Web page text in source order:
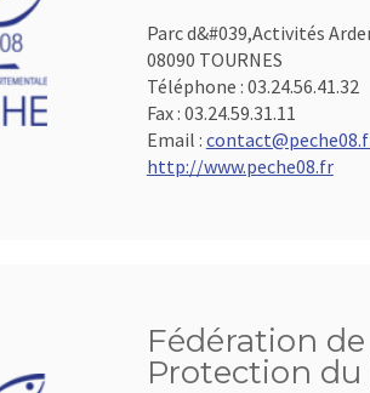
Parc d&#039,Activités
08090 TOURNES
Téléphone : 03.24.56.41.32
Fax : 03.24.59.31.11
Email :
http://www.peche08.fr
Fédération
Protection